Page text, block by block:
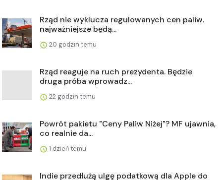
Rząd nie wyklucza regulowanych cen paliw.
najważniejsze będą...
20 godzin temu
Rząd reaguje na ruch prezydenta. Będzie
druga próba wprowadz...
22 godzin temu
Powrót pakietu "Ceny Paliw Niżej"? MF ujawnia,
co realnie da...
1 dzień temu
Indie przedłużą ulgę podatkową dla Apple do